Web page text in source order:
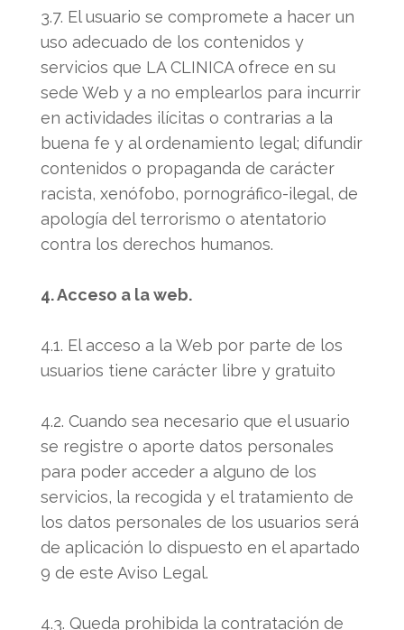
3.7. El usuario se compromete a hacer un
uso adecuado de los contenidos y
servicios que LA CLINICA ofrece en su
sede Web y a no emplearlos para incurrir
en actividades ilícitas o contrarias a la
buena fe y al ordenamiento legal; difundir
contenidos o propaganda de carácter
racista, xenófobo, pornográfico-ilegal, de
apología del terrorismo o atentatorio
contra los derechos humanos.
4. Acceso a la web.
4.1. El acceso a la Web por parte de los
usuarios tiene carácter libre y gratuito
4.2. Cuando sea necesario que el usuario
se registre o aporte datos personales
para poder acceder a alguno de los
servicios, la recogida y el tratamiento de
los datos personales de los usuarios será
de aplicación lo dispuesto en el apartado
9 de este Aviso Legal.
4.3. Queda prohibida la contratación de